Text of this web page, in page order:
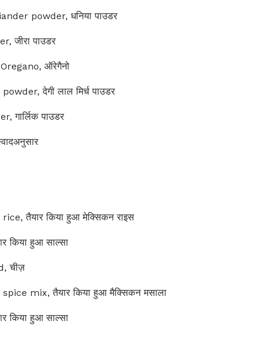
powder, धनिया पाउडर
जीरा पाउडर
ऑरेगैनो
देगी लाल मिर्च पाउडर
गार्लिक पाउडर
तैयार किया हुआ मेक्सिकन राइस
किया हुआ साल्सा
चीज़
mix, तैयार किया हुआ मैक्सिकन मसाला
किया हुआ साल्सा